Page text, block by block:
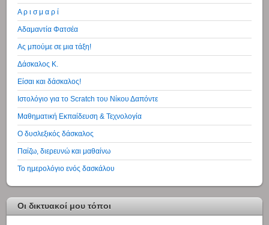
Α ρ ι σ μ α ρ ί
Αδαμαντία Φατσέα
Ας μπούμε σε μια τάξη!
Δάσκαλος Κ.
Είσαι και δάσκαλος!
Ιστολόγιο για το Scratch του Νίκου Δαπόντε
Μαθηματική Εκπαίδευση & Τεχνολογία
Ο δυσλεξικός δάσκαλος
Παίζω, διερευνώ και μαθαίνω
Το ημερολόγιο ενός δασκάλου
Οι δικτυακοί μου τόποι